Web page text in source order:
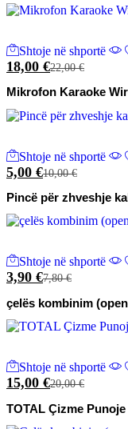
Shtoje në shportë
18,00 €22,00€
Mikrofon Karaoke
Shtoje në shportë
5,00 €10,00€
Pincë për zhveshje
Shtoje në shportë
3,90 €7,80€
çelës kombinim
Shtoje në shportë
15,00 €20,00€
TOTAL Çizme